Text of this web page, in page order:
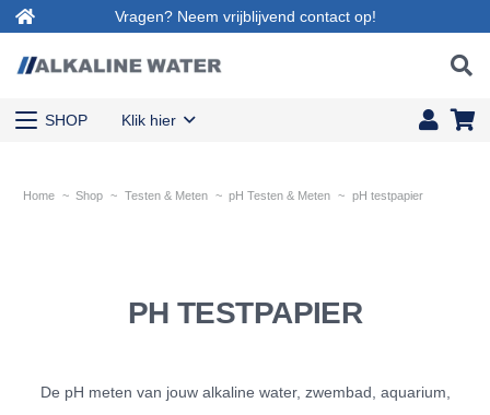
Vragen? Neem vrijblijvend contact op!
SHOP Klik hier
Home ~ Shop ~ Testen & Meten ~ pH Testen & Meten ~ pH testpapier
PH TESTPAPIER
De pH meten van jouw alkaline water, zwembad, aquarium,